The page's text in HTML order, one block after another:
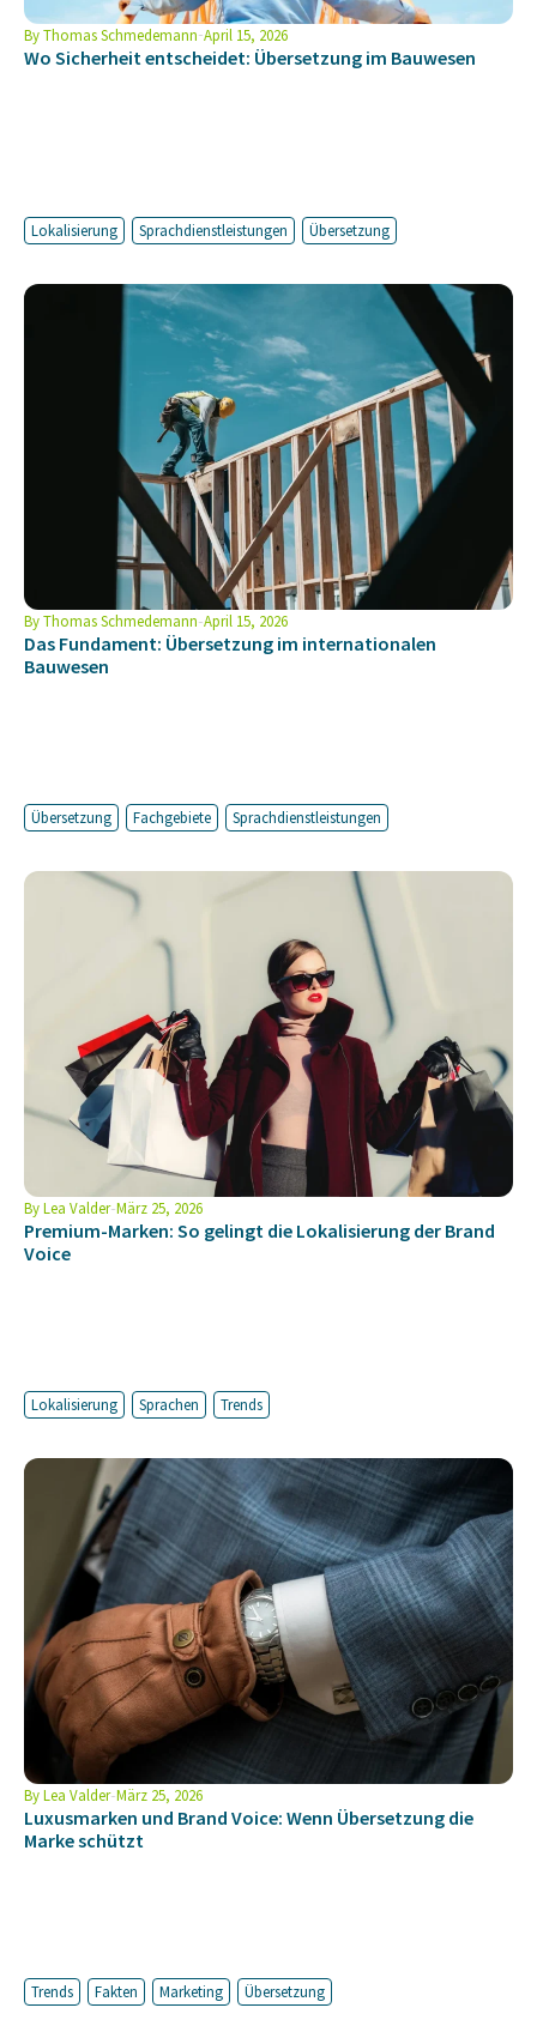
ByThomas Schmedemann April 15, 2026
Wo Sicherheit entscheidet: Übersetzung im Bauwesen
Lokalisierung Sprachdienstleistungen Übersetzung
ByThomas Schmedemann April 15, 2026
Das Fundament: Übersetzung im internationalen
Bauwesen
Übersetzung Fachgebiete Sprachdienstleistungen
ByLea Valder März 25, 2026
Premium-Marken: So gelingt die Lokalisierung der Brand
Voice
Lokalisierung Sprachen Trends
ByLea Valder März 25, 2026
Luxusmarken und Brand Voice: Wenn Übersetzung die
Marke schützt
Trends Fakten Marketing Übersetzung